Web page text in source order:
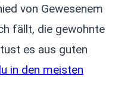
von Gewesenem
fällt, die gewohnte
es aus guten
in den meisten